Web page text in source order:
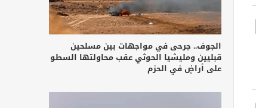
الجوف.. جرحى في مواجهات بين مسلحين
قبليين ومليشيا الحوثي عقب محاولتها السطو
على أراضٍ في الحزم